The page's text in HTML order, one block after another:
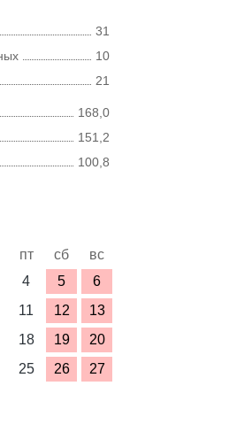
31
10
21
168,0
151,2
100,8
пт сб
вс
4 5
6
11 12
13
18 19
20
25 26
27